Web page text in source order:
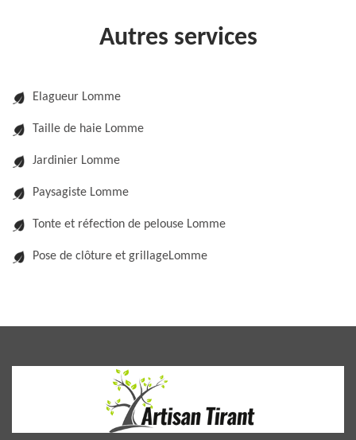
Autres services
Elagueur Lomme
Taille de haie Lomme
Jardinier Lomme
Paysagiste Lomme
Tonte et réfection de pelouse Lomme
Pose de clôture et grillageLomme